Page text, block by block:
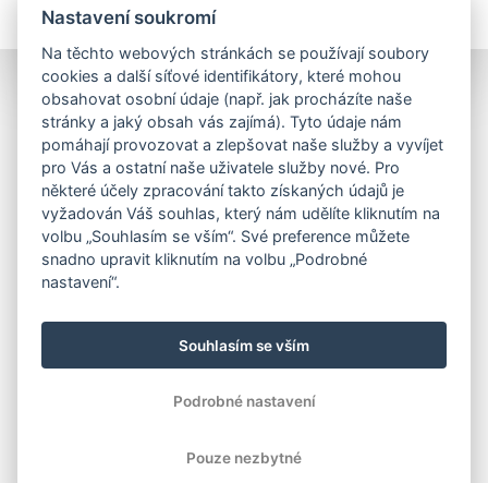
Nastavení soukromí
Na těchto webových stránkách se používají soubory
cookies a další síťové identifikátory, které mohou
obsahovat osobní údaje (např. jak procházíte naše
stránky a jaký obsah vás zajímá). Tyto údaje nám
pomáhají provozovat a zlepšovat naše služby a vyvíjet
pro Vás a ostatní naše uživatele služby nové. Pro
některé účely zpracování takto získaných údajů je
vyžadován Váš souhlas, který nám udělíte kliknutím na
volbu „Souhlasím se vším“. Své preference můžete
snadno upravit kliknutím na volbu „Podrobné
nastavení“.
Souhlasím se vším
Podrobné nastavení
Pouze nezbytné